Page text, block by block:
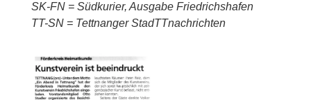
SK-FN = Südkurier, Ausgabe Friedrichshafen
TT-SN = Tettnanger StadTTnachrichten